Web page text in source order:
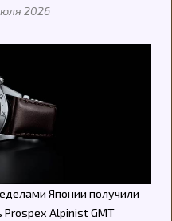
2026
Японии получили
Alpinist GMT